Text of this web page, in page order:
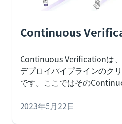
Continuous
Continuous Verificationは
デプロイパイプラインのク
です。ここではその
るエンジニアにとって本質
2023年5月22日